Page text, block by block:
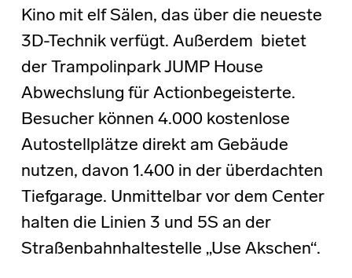
Kino mit elf Sälen, das über die neueste
3D-Technik verfügt. Außerdem bietet
der Trampolinpark JUMP House
Abwechslung für Actionbegeisterte.
Besucher können 4.000 kostenlose
Autostellplätze direkt am Gebäude
nutzen, davon 1.400 in der überdachten
Tiefgarage. Unmittelbar vor dem Center
halten die Linien 3 und 5S an der
Straßenbahnhaltestelle „Use Akschen“.